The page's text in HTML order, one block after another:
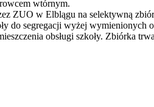
wtórnym.
ZUO w Elblągu na selektywną
do segregacji wyżej wymienionych
obsługi szkoły. Zbiórka